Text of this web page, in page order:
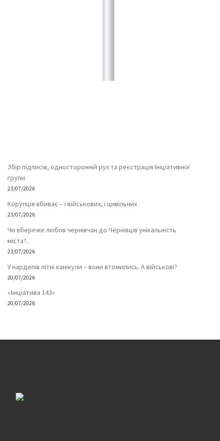
Збір підписів, односторонній рух та реєстрація Ініціативної
групи
23/07/2026
Корупція вбиває – і військових, і цивільних
23/07/2026
Чи вбереже любов чернівчан до Чернівців унікальність
міста?..
23/07/2026
У нардепів літні канікули – вони втомились. А військові?
20/07/2026
«Ініціатива 143»
20/07/2026